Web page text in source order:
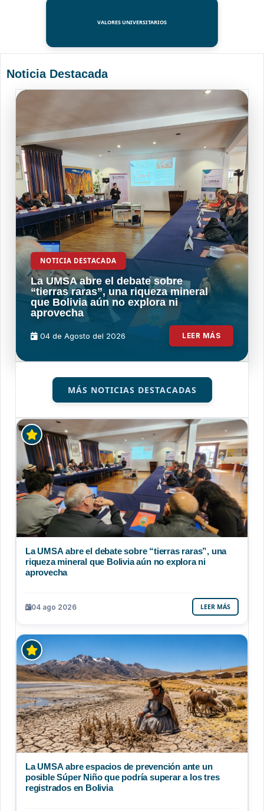
VALORES UNIVERSITARIOS
Noticia Destacada
NOTICIA DESTACADA
La UMSA abre el debate sobre
“tierras raras”, una riqueza mineral
que Bolivia aún no explora ni
aprovecha
04 de Agosto del 2026 LEER MÁS
MÁS NOTICIAS DESTACADAS
La UMSA abre el debate sobre “tierras raras”, una
riqueza mineral que Bolivia aún no explora ni
aprovecha
04 ago 2026 LEER MÁS
La UMSA abre espacios de prevención ante un
posible Súper Niño que podría superar a los tres
registrados en Bolivia